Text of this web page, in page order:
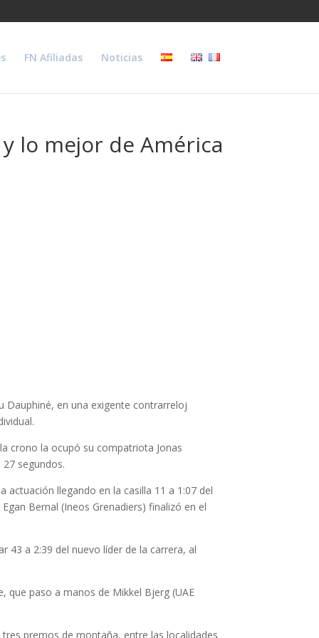
FN Afiliadas Noticias
lo mejor de América
Dauphiné, en una exigente contrarreloj
crono la ocupó su compatriota Jonas
segundos.
actuación llegando en la casilla 11 a 1:07 del
Bernal (Ineos Grenadiers) finalizó en el
43 a 2:39 del nuevo líder de la carrera, al
que paso a manos de Mikkel Bjerg (UAE
premos de montaña, entre las localidades